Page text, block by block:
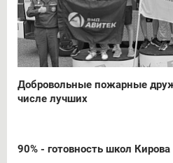
Добровольные пожарные
числе лучших
90% - готовность школ